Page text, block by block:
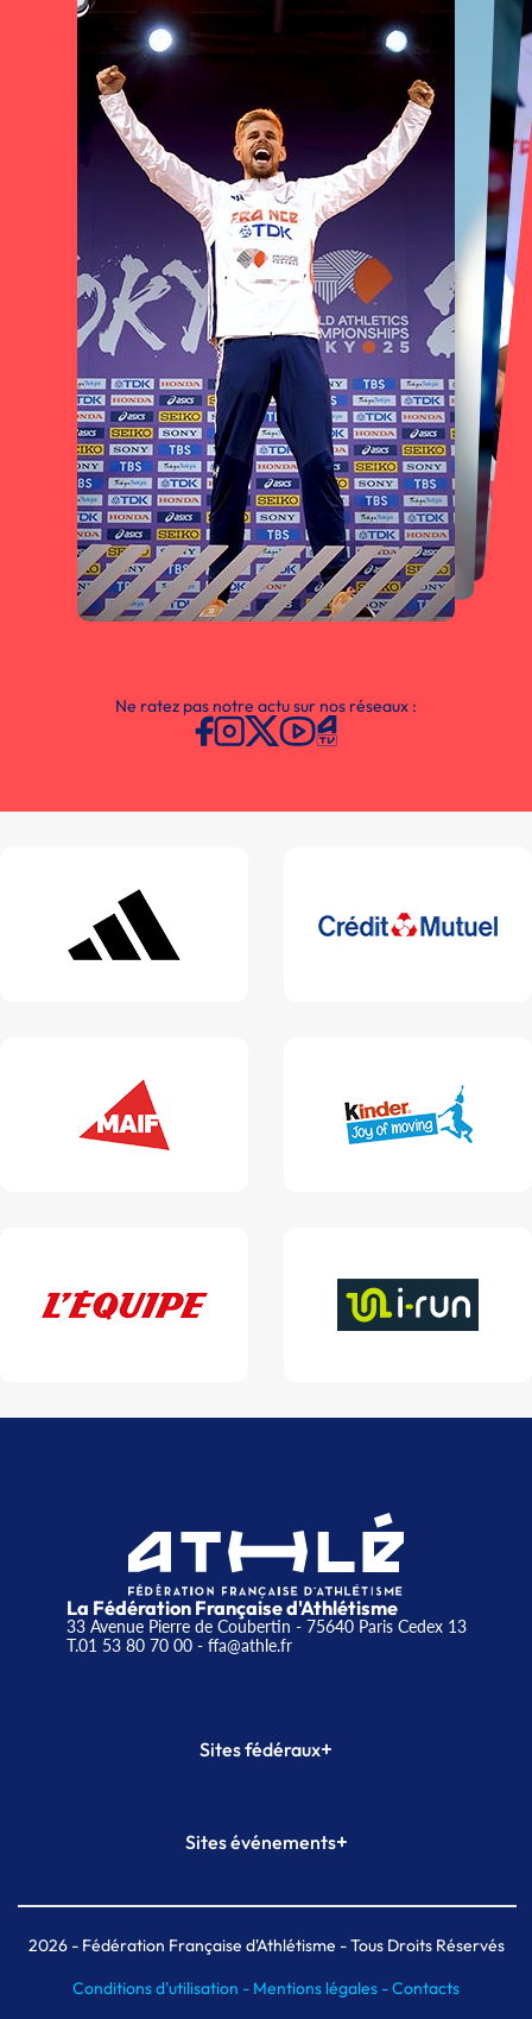
Ne ratez pas notre actu sur nos réseaux :
La Fédération Française d'Athlétisme
33 Avenue Pierre de Coubertin - 75640 Paris Cedex 13
T.01 53 80 70 00- ffa@athle.fr
Sites fédéraux+
Plateforme Formation
Sites événements+
Meeting de Paris indoor
MAIF Ekiden de Paris
2026- Fédération Française d'Athlétisme - Tous Droits Réservés
Conditions d'utilisation - Mentions légales -Contacts